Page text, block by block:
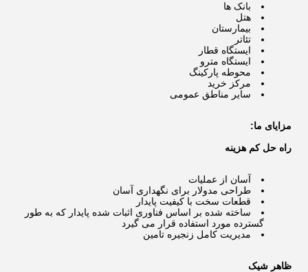
بانک ها
هتل
بیمارستان
تئاتر
ایستگاه قطار
ایستگاه مترو
محوطه پارکینگ
مرکز خرید
سایر مناطق عمومی
مزایای ما:
راه حل کم هزینه
آسان از عملیات
طراحی مدولار برای نگهداری آسان
قطعات سخت با کیفیت پایدار
ساخته شده بر اساس فناوری اثبات شده پایدار که به طور
گسترده مورد استفاده قرار می گیرد
مدیریت کامل زنجیره تامین
ظاهر شیک